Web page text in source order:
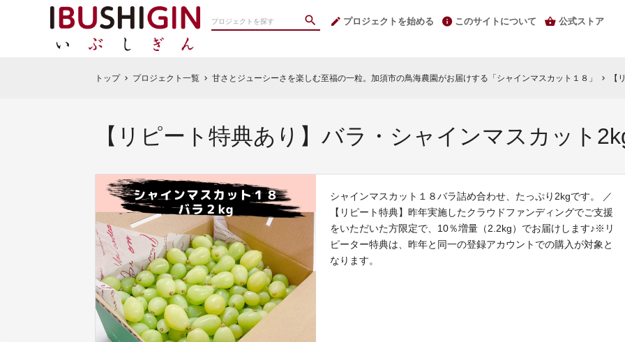
プロジェクトを始める このサイトについて 公式ストア
トップ chevron_right プロジェクト一覧 chevron_right 甘さとジューシーさを楽しむ至福の一粒。加須市の鳥海農園がお届けする「シャインマスカット１８」 chevron_right 【
【リピート特典あり】バラ・シャインマスカット
シャインマスカット１８バラ詰め合わせ、たっぷり2kgです。 ／
【リピート特典】昨年実施したクラウドファンディングでご支援
をいただいた方限定で、10％増量（2.2kg）でお届けします♪※リ
ピーター特典は、昨年と同一の登録アカウントでの購入が対象と
なります。